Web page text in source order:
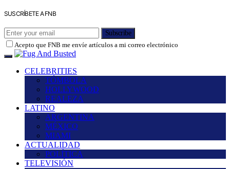
SUSCRÍBETE A FNB
Subscribe
Acepto que FNB me envíe artículos a mi correo electrónico
CELEBRITIES
TÓMBOLA
HOLLYWOOD
REALEZA
LATINO
ARGENTINA
MÉXICO
MIAMI
ACTUALIDAD
POLÍTICA
TELEVISIÓN